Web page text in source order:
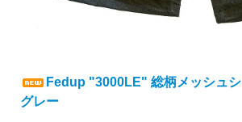
Fedup "3000LE" 総柄メッシュ
グレー